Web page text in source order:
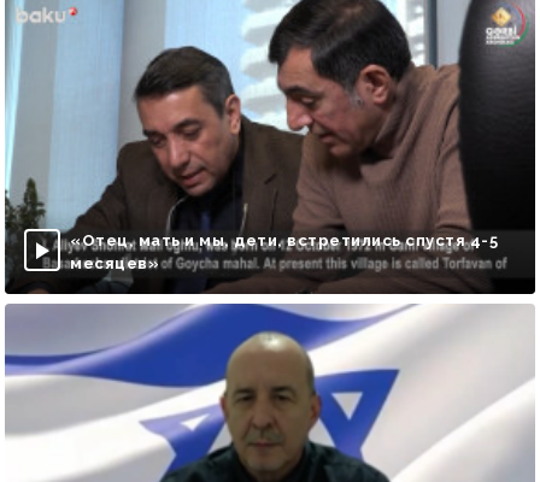
«Отец, мать и мы, дети, встретились спустя 4-5
месяцев»